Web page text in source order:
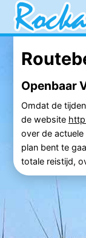
Openbaar
Omdat de
de website
over de
plan bent te
totale reistijd,